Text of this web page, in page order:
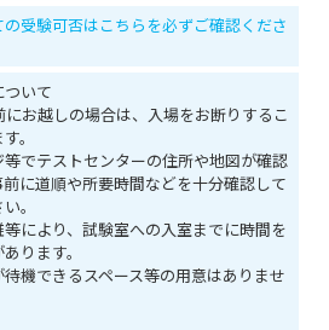
受験可否はこちらを必ずご確認くださ
いて
にお越しの場合は、入場をお断りするこ
。
等でテストセンターの住所や地図が確認
に道順や所要時間などを十分確認して
。
等により、試験室への入室までに時間を
ります。
待機できるスペース等の用意はありませ